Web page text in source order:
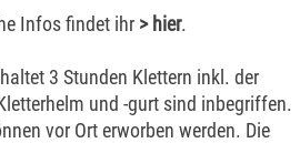
Infos findet ihr > hier.
3 Stunden Klettern inkl. der
und -gurt sind inbegriffen.
vor Ort erworben werden. Die